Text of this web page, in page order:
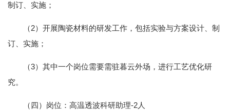
制订、实施；
（2）开展陶瓷材料的研发工作，包括实验与方案设计、制
订、实施；
（3）其中一个岗位需要需驻暮云外场，进行工艺优化研
究。
（四）岗位：高温透波科研助理-2人